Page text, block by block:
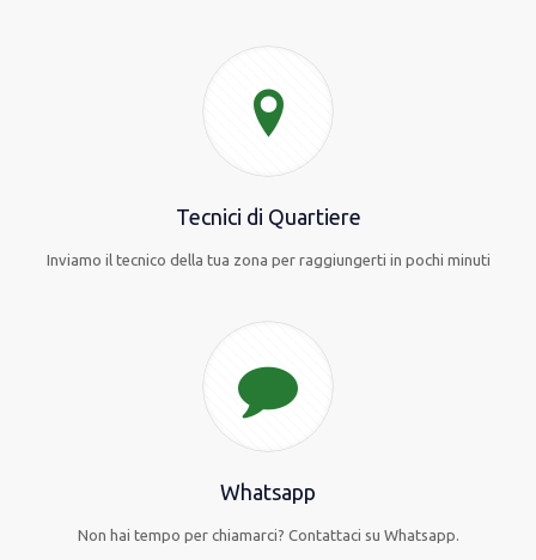
Tecnici di Quartiere
Inviamo il tecnico della tua zona per raggiungerti in pochi minuti
Whatsapp
Non hai tempo per chiamarci? Contattaci su Whatsapp.